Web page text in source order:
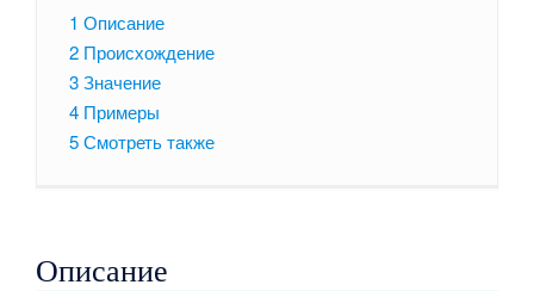
1 Описание
2 Происхождение
3Значение
4 Примеры
5Смотреть также
Описание